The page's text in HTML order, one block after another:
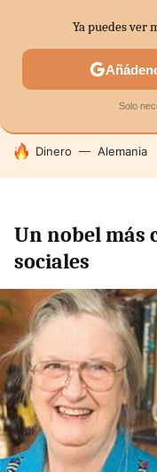
SECTORES
HOY SE HABLA DE
Dinero Alemania
Un nobel más
sociales
Ya puedes ver
Solo